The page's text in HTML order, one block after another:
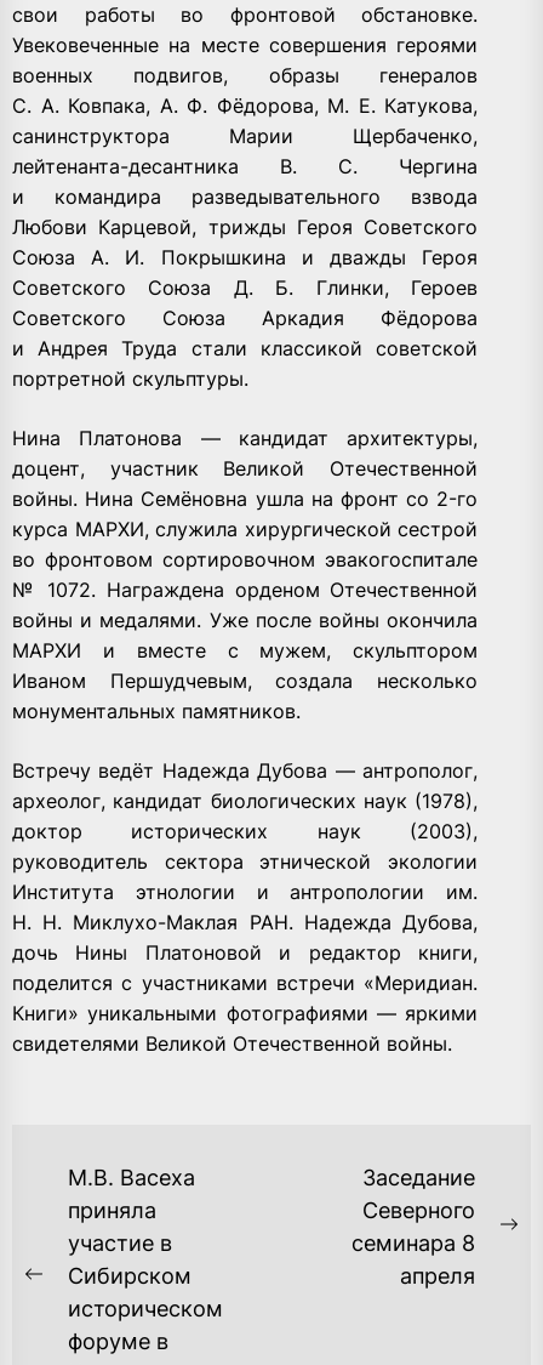
свои работы во фронтовой обстановке.
Увековеченные на месте совершения героями
военных подвигов, образы генералов
С. А. Ковпака, А. Ф. Фёдорова, М. Е. Катукова,
санинструктора Марии Щербаченко,
лейтенанта-десантника В. С. Чергина
и командира разведывательного взвода
Любови Карцевой, трижды Героя Советского
Союза А. И. Покрышкина и дважды Героя
Советского Союза Д. Б. Глинки, Героев
Советского Союза Аркадия Фёдорова
и Андрея Труда стали классикой советской
портретной скульптуры.
Нина Платонова — кандидат архитектуры,
доцент, участник Великой Отечественной
войны. Нина Семёновна ушла на фронт со 2-го
курса МАРХИ, служила хирургической сестрой
во фронтовом сортировочном эвакогоспитале
№ 1072. Награждена орденом Отечественной
войны и медалями. Уже после войны окончила
МАРХИ и вместе с мужем, скульптором
Иваном Першудчевым, создала несколько
монументальных памятников.
Встречу ведёт Надежда Дубова — антрополог,
археолог, кандидат биологических наук (1978),
доктор исторических наук (2003),
руководитель сектора этнической экологии
Института этнологии и антропологии им.
Н. Н. Миклухо-Маклая РАН. Надежда Дубова,
дочь Нины Платоновой и редактор книги,
поделится с участниками встречи «Меридиан.
Книги» уникальными фотографиями — яркими
свидетелями Великой Отечественной войны.
НАВИГАЦИЯ
ЗАПИСЯМ
Previous
post:
М.В. Васеха
приняла
участие в
Сибирском
историческом
форуме в
Заседание
Северного
семинара 8
апреля